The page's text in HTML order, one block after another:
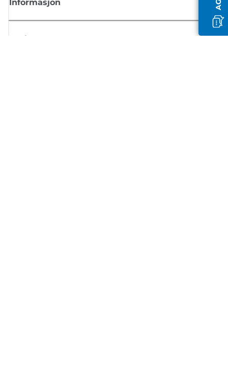
Informasjon
Butikk